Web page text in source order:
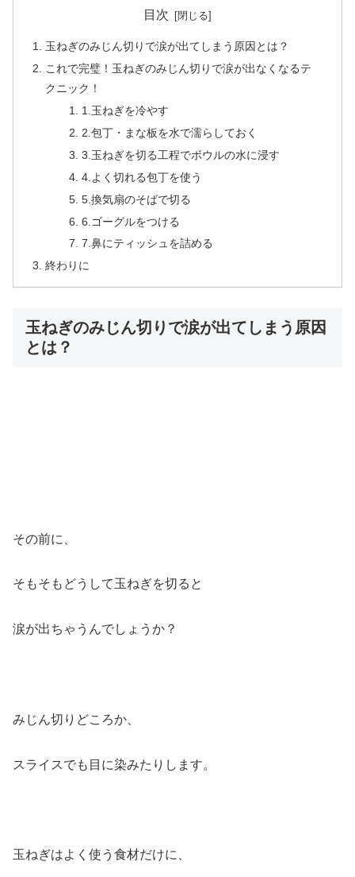
目次
玉ねぎのみじん切りで涙が出てしまう原因とは？
これで完璧！玉ねぎのみじん切りで涙が出なくなるテ
クニック！
1.玉ねぎを冷やす
2.包丁・まな板を水で濡らしておく
3.玉ねぎを切る工程でボウルの水に浸す
4.よく切れる包丁を使う
5.換気扇のそばで切る
6.ゴーグルをつける
7.鼻にティッシュを詰める
終わりに
玉ねぎのみじん切りで涙が出てしまう原因
とは？
その前に、
そもそもどうして玉ねぎを切ると
涙が出ちゃうんでしょうか？
みじん切りどころか、
スライスでも目に染みたりします。
玉ねぎはよく使う食材だけに、